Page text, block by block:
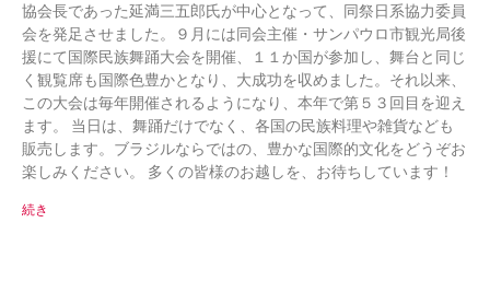
協会長であった延満三五郎氏が中心となって、同祭日系協力委員
会を発足させました。９月には同会主催・サンパウロ市観光局後
援にて国際民族舞踊大会を開催、１１か国が参加し、舞台と同じ
く観覧席も国際色豊かとなり、大成功を収めました。それ以来、
この大会は毎年開催されるようになり、本年で第５３回目を迎え
ます。 当日は、舞踊だけでなく、各国の民族料理や雑貨なども
販売します。ブラジルならではの、豊かな国際的文化をどうぞお
楽しみください。 多くの皆様のお越しを、お待ちしています！
続き